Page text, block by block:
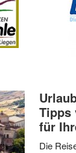
Tipps
für
Die